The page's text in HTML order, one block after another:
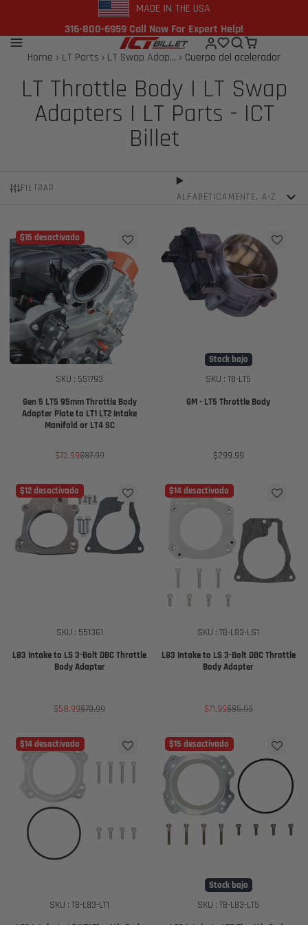
MADE IN THE USA
316-800-6959 Call Now For Expert Help!
Home
LT Parts LT Swap Adap... Cuerpo del acelerador
LT Throttle Body | LT Swap
Adapters | LT Parts - ICT
Billet
FILTRAR
ALFABÉTICAMENTE, A-Z
$15 desactivado
SKU : 551793
Gen 5 LT5 95mm Throttle Body
Adapter Plate to LT1 LT2 Intake
Manifold or LT4 SC
Precio
de
$72.99Precio
regular
$87.99
Stock bajo
SKU : TB-LT5
GM - LT5 Throttle Body
Precio
$299.99
$12 desactivado
SKU : 551361
L83 Intake to LS 3-Bolt DBC Throttle
Body Adapter
Precio
de
$58.99Precio
regular
$70.99
$14 desactivado
SKU : TB-L83-LS1
L83 Intake to LS 3-Bolt DBC Throttle
Body Adapter
Precio
de
$71.99Precio
regular
$85.99
$14 desactivado
SKU : TB-L83-LT1
$15 desactivado
Stock bajo
SKU : TB-L83-LT5